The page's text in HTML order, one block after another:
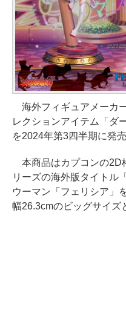
海外フィギュアメーカ
レクションアイテム「ダ
を2024年第3四半期に発
本商品はカプコンの2D
リーズの海外版タイトル
ウーマン「フェリシア」
幅26.3cmのビッグサイズ